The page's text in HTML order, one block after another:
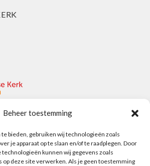
Beheer toestemming
bieden, gebruiken wij technologieën zoals
je apparaat op te slaan en/of te raadplegen. Door
kunnen wij gegevens zoals
op deze site verwerken. Als je geen toestemming
18